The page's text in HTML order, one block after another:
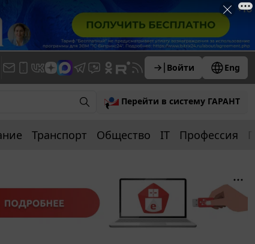
Войти Eng
Перейти в систему ГАРАНТ
Транспорт Общество IT Профессия